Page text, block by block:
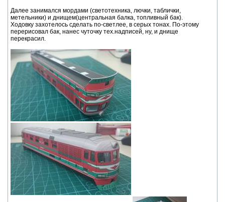
Далее занимался мордами (светотехника, лючки, таблички,
метельники) и днищем(центральная балка, топливный бак).
Ходовку захотелось сделать по-светлее, в серых тонах. По-этому
перерисовал бак, нанес чуточку тех.надписей, ну, и днище
перекрасил.